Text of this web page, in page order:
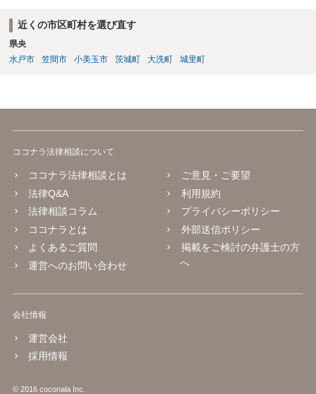
近くの市区町村を選び直す
県央
水戸市
笠間市 小美玉市 茨城町 大洗町 城里町
ココナラ法律相談について
ココナラ法律相談とは
法律Q&A
法律相談コラム
ココナラとは
よくあるご質問
運営へのお問い合わせ
ご意見・ご要望
利用規約
プライバシーポリシー
外部送信ポリシー
掲載をご検討の弁護士の方
へ
会社情報
運営会社
採用情報
© 2016 coconala Inc.